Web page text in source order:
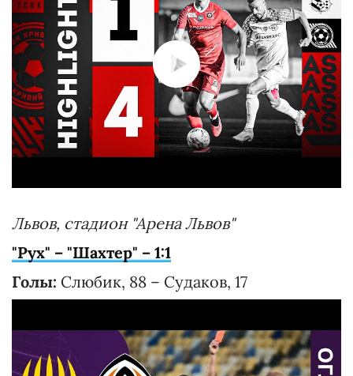
Львов, стадион "Арена Львов"
"Рух" – "Шахтер" – 1:1
Голы: Слюбик, 88 – Судаков, 17